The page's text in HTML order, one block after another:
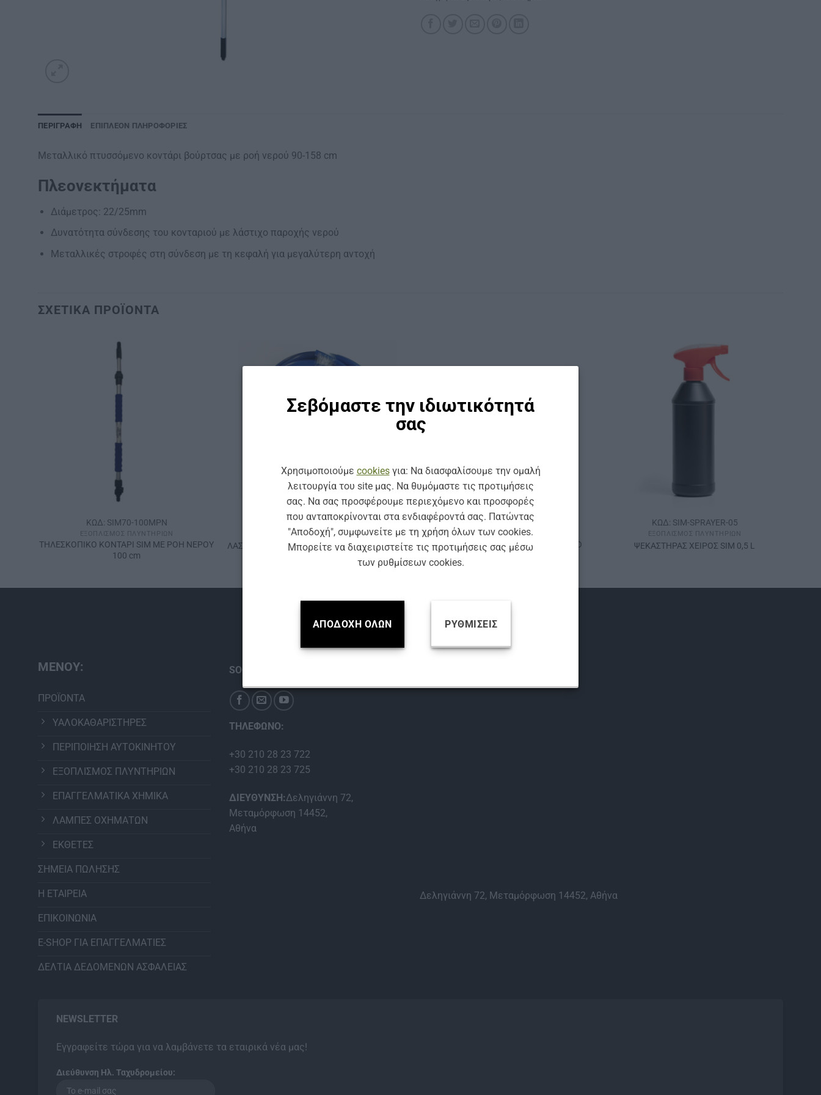
Σεβόμαστε την ιδιωτικότητά
σας
Χρησιμοποιούμε cookiesγια: Να διασφαλίσουμε την ομαλή
λειτουργία του site μας. Να θυμόμαστε τις προτιμήσεις
σας. Να σας προσφέρουμε περιεχόμενο και προσφορές
που ανταποκρίνονται στα ενδιαφέροντά σας. Πατώντας
"Αποδοχή", συμφωνείτε με τη χρήση όλων των cookies.
Μπορείτε να διαχειριστείτε τις προτιμήσεις σας μέσω
των ρυθμίσεων cookies.
ΑΠΟΔΟΧΉ ΌΛΩΝ ΡΥΘΜΊΣΕΙΣ
ΠΕΡΙΓΡΑΦΉ ΕΠΙΠΛΈΟΝ ΠΛΗΡΟΦΟΡΊΕΣ
Μεταλλικό πτυσσόμενο κοντάρι βούρτσας με ροή νερού 90-158 cm
Πλεονεκτήματα
Διάμετρος: 22/25mm
Δυνατότητα σύνδεσης του κονταριού με λάστιχο παροχής νερού
Μεταλλικές στροφές στη σύνδεση με τη κεφαλή για μεγαλύτερη αντοχή
ΣΧΕΤΙΚΆ ΠΡΟΪΌΝΤΑ
ΚΩΔ: SIM70-100MPN
ΕΞΟΠΛΙΣΜΌΣ ΠΛΥΝΤΗΡΊΩΝ
ΤΗΛΕΣΚΟΠΙΚΟ ΚΟΝΤΑΡΙ SΙΜ ΜΕ ΡΟΗ ΝΕΡΟΥ
100 cm
ΚΩΔ: HOSE-FI-50
ΕΞΟΠΛΙΣΜΌΣ ΠΛΥΝΤΗΡΊΩΝ
ΛΑΣΤΙΧΟ ΓΙΑ ΑΦΡΟΠΟΙΗΤΗ FOAMER.INOX-50
ΚΩΔ: RV-60023
ΕΞΟΠΛΙΣΜΌΣ ΠΛΥΝΤΗΡΊΩΝ
ΑΝΕΠΙΣΤΡΟΦΗ ΒΑΛΒΙΔΑ ΓΙΑ ΕΠΙΤΟΙΧΙΟ
ΣΠΡΕΙ SIM 60023
ΚΩΔ: SIM-SPRAYER-05
ΕΞΟΠΛΙΣΜΌΣ ΠΛΥΝΤΗΡΊΩΝ
ΨΕΚΑΣΤΗΡΑΣ ΧΕΙΡΟΣ SΙΜ 0,5 L
Βρείτε μας
ΜΕΝΟΥ:
ΠΡΟΪΟΝΤΑ
ΥΑΛΟΚΑΘΑΡΙΣΤΗΡΕΣ
ΠΕΡΙΠΟΙΗΣΗ ΑΥΤΟΚΙΝΗΤΟΥ
ΕΞΟΠΛΙΣΜΟΣ ΠΛΥΝΤΗΡΙΩΝ
ΕΠΑΓΓΕΛΜΑΤΙΚΑ ΧΗΜΙΚΑ
ΛΑΜΠΕΣ ΟΧΗΜΑΤΩΝ
ΕΚΘΕΤΕΣ
ΣΗΜΕΙΑ ΠΩΛΗΣΗΣ
Η ΕΤΑΙΡΕΙΑ
ΕΠΙΚΟΙΝΩΝΙΑ
E-SHOP ΓΙΑ ΕΠΑΓΓΕΛΜΑΤΙΕΣ
ΔΕΛΤΙΑ ΔΕΔΟΜΕΝΩΝ ΑΣΦΑΛΕΙΑΣ
SOCIAL MEDIA:
ΤΗΛΕΦΩΝΟ:
+30 210 28 23 722
+30 210 28 23 725
ΔΙΕΥΘΥΝΣΗ:Δεληγιάννη 72,
Μεταμόρφωση 14452,
Αθήνα
Δεληγιάννη 72, Μεταμόρφωση 14452, Αθήνα
NEWSLETTER
Εγγραφείτε τώρα για να λαμβάνετε τα εταιρικά νέα μας!
Διεύθυνση Ηλ. Ταχυδρομείου: